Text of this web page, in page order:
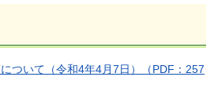
ついて（令和4年4月7日）（PDF：257